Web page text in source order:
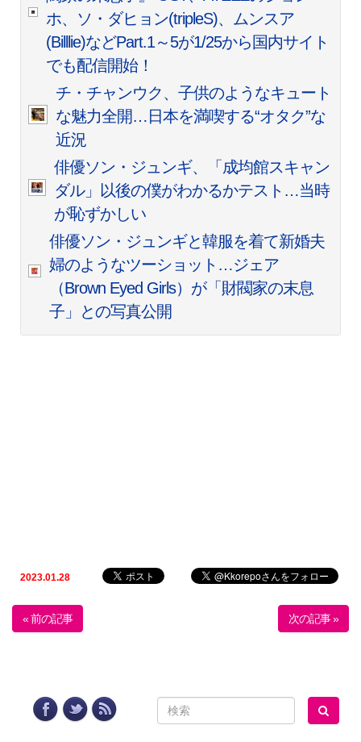
ホ、ソ・ダヒョン(tripleS)、ムンスア
(Billlie)などPart.1～5が1/25から国内サイト
でも配信開始！
チ・チャンウク、子供のようなキュート
な魅力全開…日本を満喫する“オタク”な
近況
俳優ソン・ジュンギ、「成均館スキャン
ダル」以後の僕がわかるかテスト…当時
が恥ずかしい
俳優ソン・ジュンギと韓服を着て新婚夫
婦のようなツーショット…ジェア
（Brown Eyed Girls）が「財閥家の末息
子」との写真公開
2023.01.28
« 前の記事 次の記事 »